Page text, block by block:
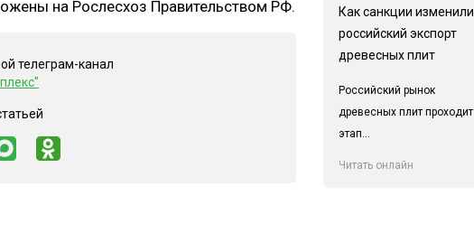
на Рослесхоз Правительством РФ.
телеграм-канал
Как санкции изменили
российский экспорт
древесных плит
Российский рынок
древесных плит проходит
этап...
Читать онлайн